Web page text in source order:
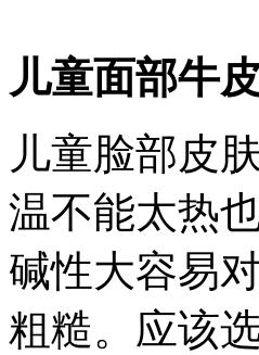
儿童面部牛
儿童脸部皮
温不能太热
碱性大容易
粗糙。应该